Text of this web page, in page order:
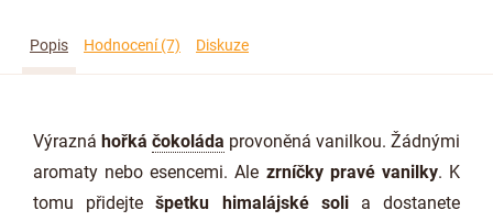
Popis Hodnocení (7) Diskuze
Výrazná hořká čokoláda provoněná vanilkou. Žádnými
aromaty nebo esencemi. Ale zrníčky pravé vanilky. K
tomu přidejtešpetku himalájské solia dostanete